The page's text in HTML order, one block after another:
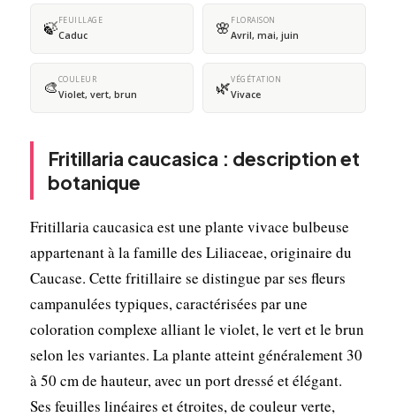
🍃FEUILLAGE
Caduc 🌸 FLORAISON
Avril, mai, juin
🎨COULEUR
Violet, vert, brun 🌿VÉGÉTATION
Vivace
Fritillaria caucasica : description et
botanique
Fritillaria caucasica est une plante vivace bulbeuse
appartenant à la famille des Liliaceae, originaire du
Caucase. Cette fritillaire se distingue par ses fleurs
campanulées typiques, caractérisées par une
coloration complexe alliant le violet, le vert et le brun
selon les variantes. La plante atteint généralement 30
à 50 cm de hauteur, avec un port dressé et élégant.
Ses feuilles linéaires et étroites, de couleur verte,